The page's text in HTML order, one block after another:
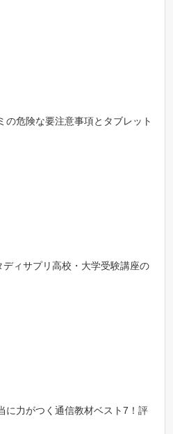
の危険な要注意事項とタブレット
ディサプリ高校・大学受験講座の
に力がつく通信教材ベスト7！評